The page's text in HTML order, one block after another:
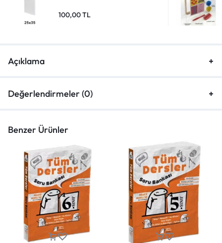
100,00TL
Açıklama
Değerlendirmeler (0)
Benzer Ürünler